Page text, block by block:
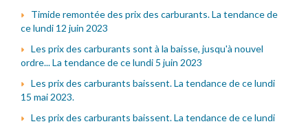
Timide remontée des prix des carburants. La tendance de
ce lundi 12 juin 2023
Les prix des carburants sont à la baisse, jusqu'à nouvel
ordre... La tendance de ce lundi 5 juin 2023
Les prix des carburants baissent. La tendance de ce lundi
15 mai 2023.
Les prix des carburants baissent. La tendance de ce lundi